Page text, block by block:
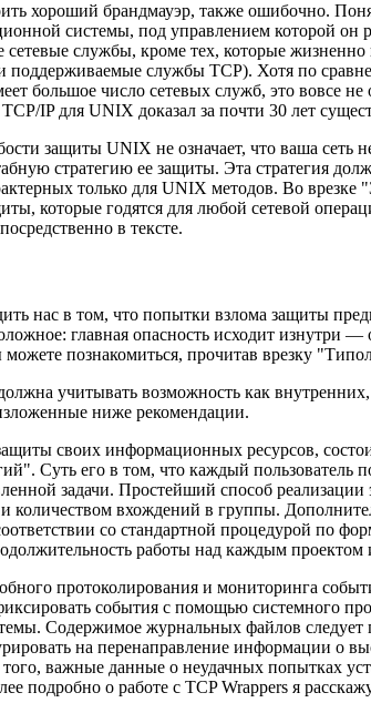
хороший брандмауэр, также ошибочно.
системы, под управлением которой он
сетевые службы, кроме тех, которые
поддерживаемые службы TCP). Хотя по
большое число сетевых служб, это вовсе не
IP для UNIX доказал за почти 30 лет
защиты UNIX не означает, что ваша сеть
стратегию ее защиты. Эта стратегия
только для UNIX методов. Во
которые годятся для любой сетевой
в тексте.
нас в том, что попытки взлома защиты
главная опасность исходит изнутри
познакомиться, прочитав врезку
учитывать возможность как
ниже рекомендации.
своих информационных ресурсов,
Суть его в том, что каждый пользователь
задачи. Простейший способ реализации
количеством вхождений в группы.
со стандартной процедурой по
работы над каждым проектом
протоколирования и мониторинга
события с помощью системного
Содержимое журнальных файлов следует
на перенаправление информации о
важные данные о неудачных попытках
подробно о работе с TCP Wrappers я